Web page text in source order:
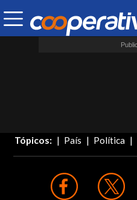
Tópicos: País Política